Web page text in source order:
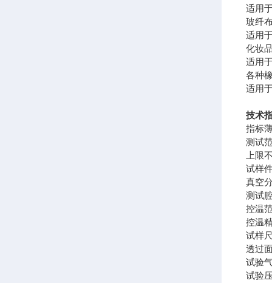
适用
玻纤
适用
化妆
适用
各种
适用
技术
指标
测试
上限
试样
真空
测试
控温
控温
试样
透过
试验
试验